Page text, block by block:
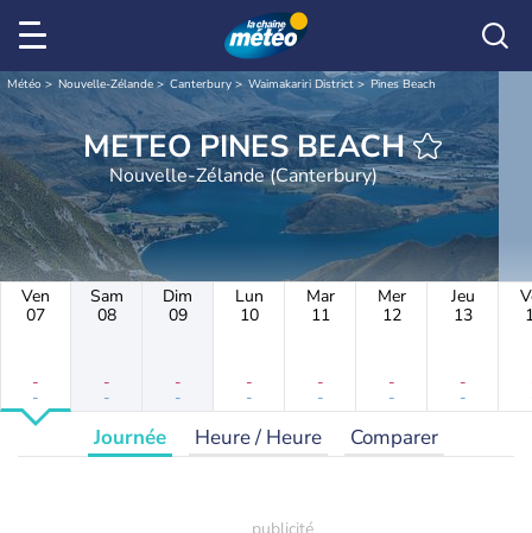
Météo Nouvelle-Zélande Canterbury Waimakariri District Pines Beach
METEO PINES BEACH
Nouvelle-Zélande (Canterbury)
Ven
07
-
-
Sam
08
-
-
Dim
09
-
-
Lun
10
-
-
Mar
11
-
-
Mer
12
-
-
Jeu
13
-
-
Journée Heure / Heure Comparer